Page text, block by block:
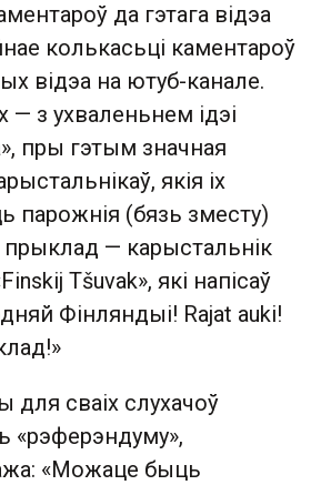
да гэтага відэа
колькасьці каментароў
відэа на ютуб-канале.
— з ухваленьнем ідэі
пры гэтым значная
якія іх
парожнія (бязь зместу)
— карыстальнік
Tšuvak», які напісаў
Фінляндыі! Rajat auki!
сваіх слухачоў
«рэферэндуму»,
«Можаце быць